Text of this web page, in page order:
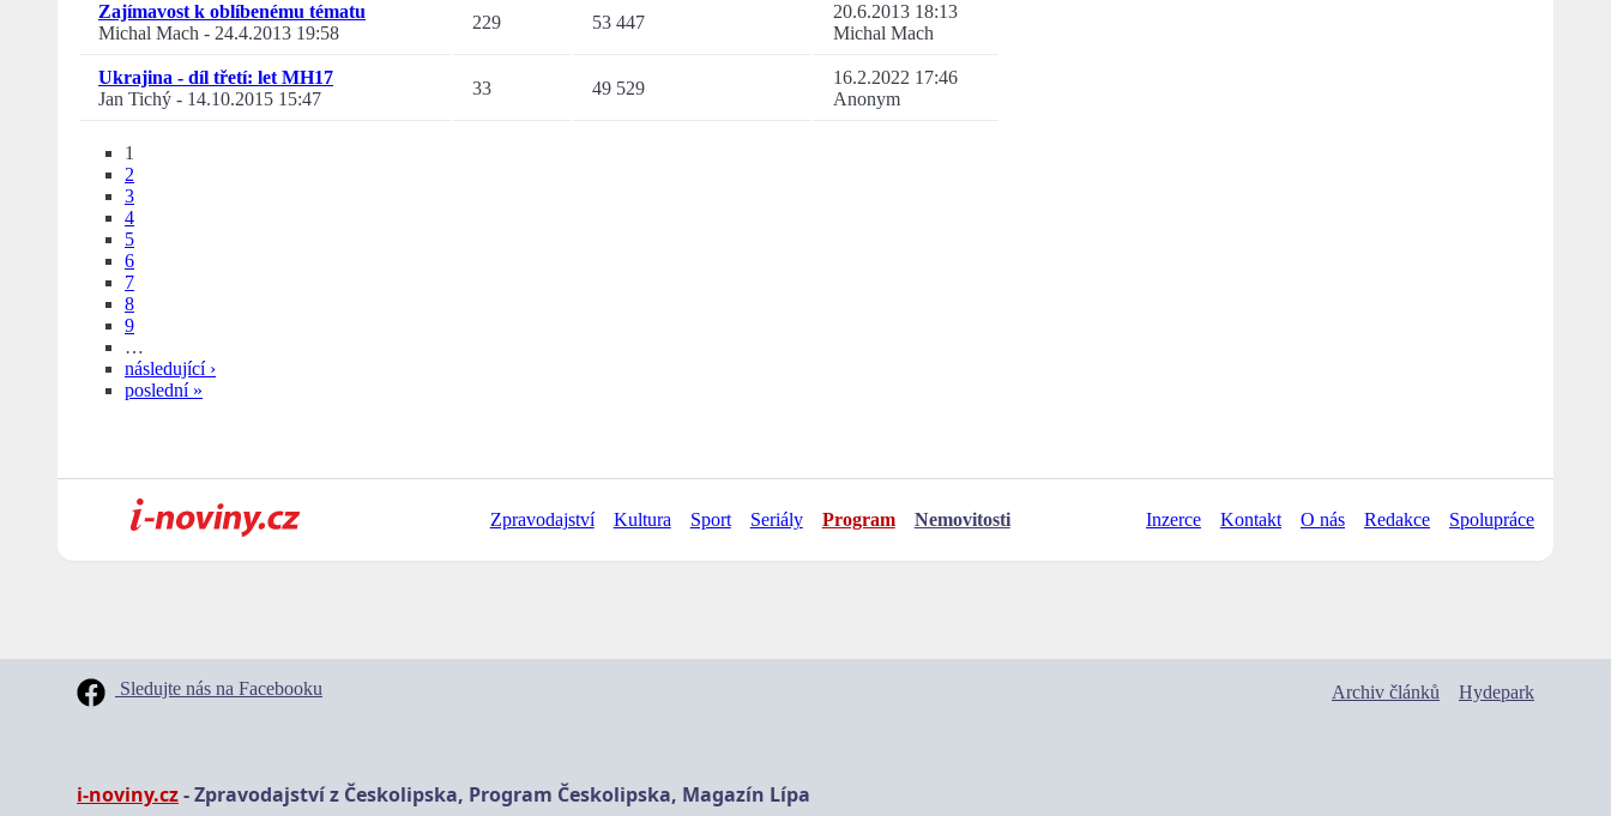
Zajímavost k oblíbenému tématu
Michal Mach - 24.4.2013 19:58
229 53 447
20.6.2013 18:13
Michal Mach
Ukrajina - díl třetí: let MH17
Jan Tichý - 14.10.2015 15:47
33 49 529
16.2.2022 17:46
Anonym
1
2
3
4
5
6
7
8
9
…
následující ›
poslední »
Zpravodajství Kultura Sport Seriály Program Nemovitosti Inzerce Kontakt O nás Redakce Spolupráce
Sledujte nás na Facebooku Archiv článků Hydepark
i-noviny.cz- Zpravodajství z Českolipska, Program Českolipska, Magazín Lípa